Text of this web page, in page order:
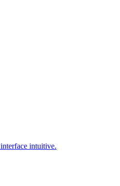
intuitive.